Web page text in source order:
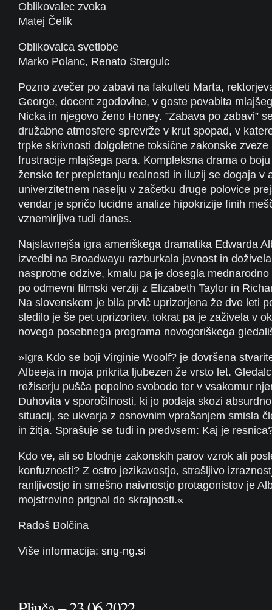
Oblikovalec zvoka
Matej Čelik
Oblikovalca svetlobe
Marko Polanc, Renato Stergulc
Pozno zvečer po zabavi na fakulteti Marta,
George, docent zgodovine, v goste povabita
Nicka in njegovo ženo Honey. ”Zabava po zabavi”
družabne atmosfere sprevrže v krut spopad, v
trpke skrivnosti dolgoletne toksične zakonske zveze
frustracije mlajšega para. Kompleksna drama o
žensko ter prepletanju realnosti in iluzij se dogaja v
univerzitetnem naselju v začetku druge polovice
vendar je spričo lucidne analize hipokrizije finih
vznemirljiva tudi danes.
Najslavnejša igra ameriškega dramatika Edwarda
izvedbi na Broadwayu razburkala javnost in
nasprotne odzive, kmalu pa je dosegla
po odmevni filmski verziji z Elizabeth Taylor in
Na slovenskem je bila prvič uprizorjena že dve leti
sledilo je še pet uprizoritev, tokrat pa je zaživela v
novega posebnega programa novogoriškega
»Igra Kdo se boji Virginie Woolf? je dovršena
Albeeja in moja prikrita ljubezen že vrsto let.
režiserju pušča popolno svobodo ter v vsakomur
Duhovita v sporočilnosti, ki jo podaja skozi
situacij, se ukvarja z osnovnim vprašanjem smisla
in žitja. Sprašuje se tudi in predvsem: Kaj je
Kdo ve, ali so blodnje zakonskih parov vzrok ali
konfuznosti? Z ostro jezikavostjo, strašljivo
ranljivostjo in smešno naivnostjo protagonistov je
mojstrovino prignal do skrajnosti.«
Radoš Bolčina
Više informacija: sng-ng.si